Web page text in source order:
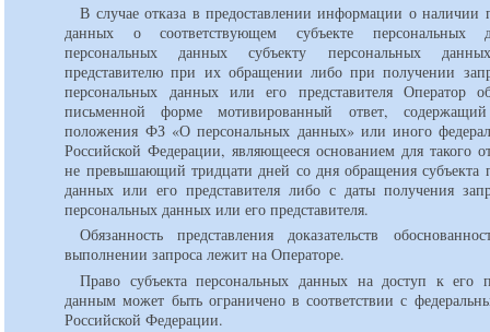
В случае отказа в предоставлении информации о наличии
данных о соответствующем субъекте персональных
персональных данных субъекту персональных
представителю при их обращении либо при получении
персональных данных или его представителя Оператор
письменной форме мотивированный ответ,
положения ФЗ «О персональных данных» или иного
Российской Федерации, являющееся основанием для такого
не превышающий тридцати дней со дня обращения субъекта
данных или его представителя либо с даты получения
персональных данных или его представителя.
Обязанность представления доказательств
выполнении запроса лежит на Операторе.
Право субъекта персональных данных на доступ к его
данным может быть ограничено в соответствии с
Российской Федерации.